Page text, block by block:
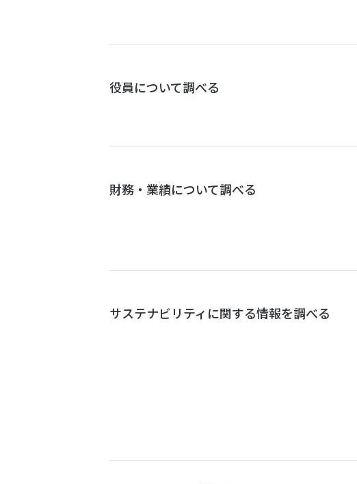
役員について調べる
財務・業績について調べる
サステナビリティに関する情報を調べる